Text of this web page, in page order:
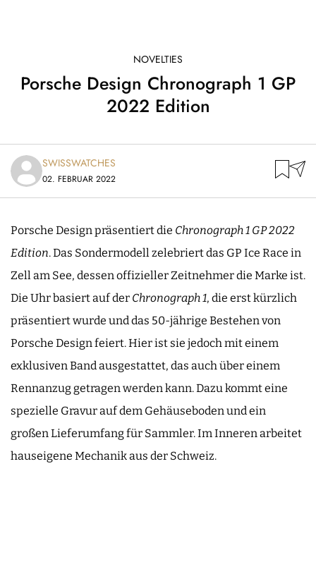
NOVELTIES
Porsche Design Chronograph 1 GP
2022 Edition
SWISSWATCHES
02. FEBRUAR 2022
Porsche Design präsentiert die Chronograph 1 GP 2022
Edition. Das Sondermodell zelebriert das GP Ice Race in
Zell am See, dessen offizieller Zeitnehmer die Marke ist.
Die Uhr basiert auf der Chronograph 1, die erst kürzlich
präsentiert wurde und das 50-jährige Bestehen von
Porsche Design feiert. Hier ist sie jedoch mit einem
exklusiven Band ausgestattet, das auch über einem
Rennanzug getragen werden kann. Dazu kommt eine
spezielle Gravur auf dem Gehäuseboden und ein
großen Lieferumfang für Sammler. Im Inneren arbeitet
hauseigene Mechanik aus der Schweiz.